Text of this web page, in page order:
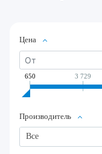
Цена
650 3 729
Производитель
Все